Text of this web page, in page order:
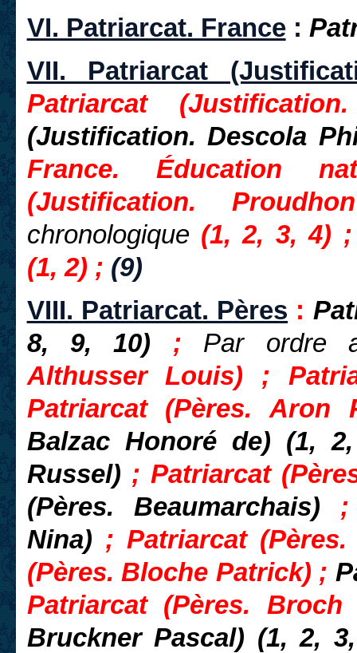
VI. Patriarcat. France:
VII. Patriarcat
Patriarcat
(Justification. Descola
France. Éducation
(Justification.
chronologique (1, 2, 3, 4)
(1, 2) ; (9)
VIII. Patriarcat. Pères :
8, 9, 10) ; Par ordre
Althusser Louis) ;
Patriarcat (Pères.
Balzac Honoré de) (1,
Russel) ; Patriarcat
(Pères. Beaumarchais)
Nina) ; Patriarcat
(Pères. Bloche Patrick) ;
Patriarcat (Pères.
Bruckner Pascal) (1, 2,